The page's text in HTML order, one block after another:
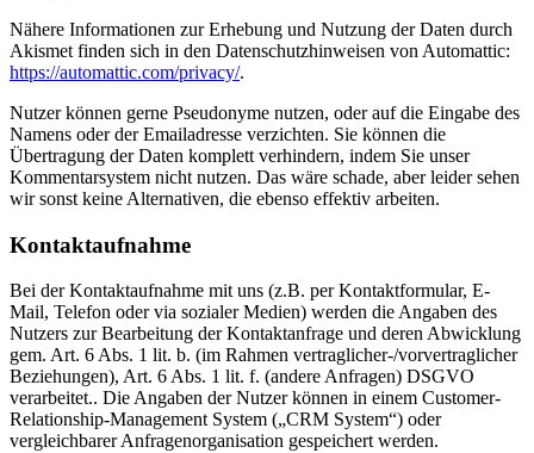
Nähere Informationen zur Erhebung und Nutzung der Daten durch
Akismet finden sich in den Datenschutzhinweisen von Automattic:
https://automattic.com/privacy/.
Nutzer können gerne Pseudonyme nutzen, oder auf die Eingabe des
Namens oder der Emailadresse verzichten. Sie können die
Übertragung der Daten komplett verhindern, indem Sie unser
Kommentarsystem nicht nutzen. Das wäre schade, aber leider sehen
wir sonst keine Alternativen, die ebenso effektiv arbeiten.
Kontaktaufnahme
Bei der Kontaktaufnahme mit uns (z.B. per Kontaktformular, E-
Mail, Telefon oder via sozialer Medien) werden die Angaben des
Nutzers zur Bearbeitung der Kontaktanfrage und deren Abwicklung
gem. Art. 6 Abs. 1 lit. b. (im Rahmen vertraglicher-/vorvertraglicher
Beziehungen), Art. 6 Abs. 1 lit. f. (andere Anfragen) DSGVO
verarbeitet.. Die Angaben der Nutzer können in einem Customer-
Relationship-Management System („CRM System“) oder
vergleichbarer Anfragenorganisation gespeichert werden.